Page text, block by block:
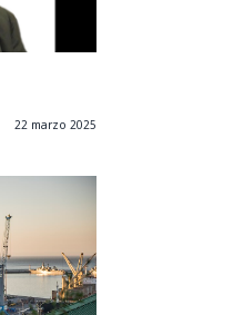
22 marzo 2025